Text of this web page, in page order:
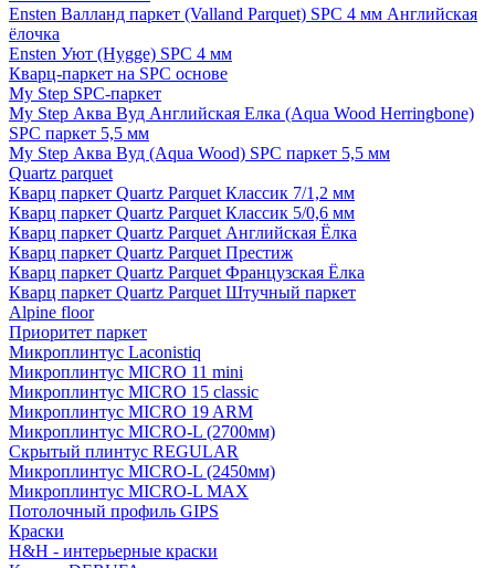
Ensten Валланд паркет (Valland Parquet) SPC 4 мм Английская
ёлочка
Ensten Уют (Hygge) SPC 4 мм
Кварц-паркет на SPC основе
My Step SPC-паркет
My Step Аква Вуд Английская Елка (Aqua Wood Herringbone)
SPC паркет 5,5 мм
My Step Аква Вуд (Aqua Wood) SPC паркет 5,5 мм
Quartz parquet
Кварц паркет Quartz Parquet Классик 7/1,2 мм
Кварц паркет Quartz Parquet Классик 5/0,6 мм
Кварц паркет Quartz Parquet Английская Ёлка
Кварц паркет Quartz Parquet Престиж
Кварц паркет Quartz Parquet Французская Ёлка
Кварц паркет Quartz Parquet Штучный паркет
Alpine floor
Приоритет паркет
Микроплинтус Laconistiq
Микроплинтус MICRO 11 mini
Микроплинтус MICRO 15 classic
Микроплинтус MICRO 19 ARM
Микроплинтус MICRO-L (2700мм)
Скрытый плинтус REGULAR
Микроплинтус MICRO-L (2450мм)
Микроплинтус MICRO-L MAX
Потолочный профиль GIPS
Краски
H&H - интерьерные краски